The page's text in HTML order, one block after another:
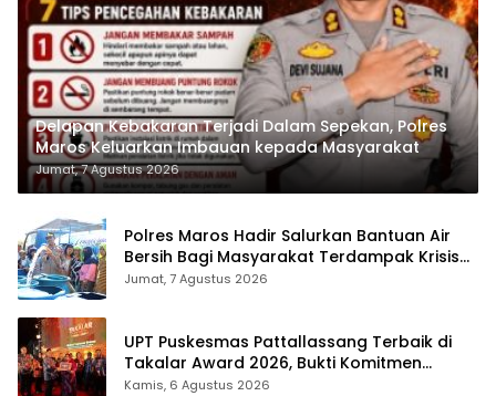
Delapan Kebakaran Terjadi Dalam Sepekan, Polres
Maros Keluarkan Imbauan kepada Masyarakat
Jumat, 7 Agustus 2026
Polres Maros Hadir Salurkan Bantuan Air
Bersih Bagi Masyarakat Terdampak Krisis
Air Bersih Di Maros
Jumat, 7 Agustus 2026
UPT Puskesmas Pattallassang Terbaik di
Takalar Award 2026, Bukti Komitmen
Hadirkan Pelayanan Kesehatan Berkualitas
Kamis, 6 Agustus 2026